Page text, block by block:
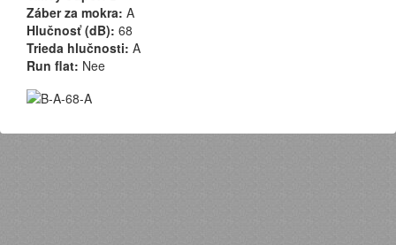
Záber za mokra: A
Hlučnosť (dB): 68
Trieda hlučnosti: A
Run flat: Nee